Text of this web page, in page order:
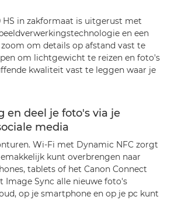
HS in zakformaat is uitgerust met
en een
om details op afstand vast te
om lichtgewicht te reizen en foto's
kwaliteit vast te leggen waar je
en deel je foto's via je
media
Wi-Fi met Dynamic NFC zorgt
kunt overbrengen naar
tablets of het Canon Connect
Image Sync alle nieuwe foto's
op je smartphone en op je pc kunt